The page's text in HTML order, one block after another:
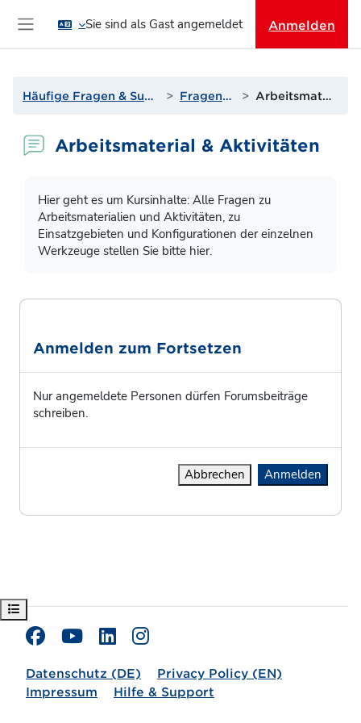
Sie sind als Gast angemeldet Anmelden
Kursindex öffnen
Häufige Fragen & Support zur Lernplattform Fragen? Antworten! Arbeitsmaterial & Aktivitäten
Arbeitsmaterial & Aktivitäten
Hier geht es um Kursinhalte: Alle Fragen zu
Arbeitsmaterialien und Aktivitäten, zu
Einsatzgebieten und Konfigurationen der einzelnen
Werkzeuge stellen Sie bitte hier.
Anmelden zum Fortsetzen
Nur angemeldete Personen dürfen Forumsbeiträge
schreiben.
Abbrechen Anmelden
Datenschutz (DE)
Privacy Policy (EN)
Impressum
Hilfe & Support